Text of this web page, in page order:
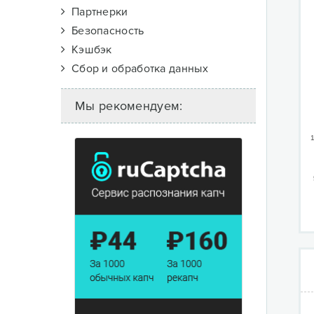
Партнерки
Безопасность
Кэшбэк
Сбор и обработка данных
Мы рекомендуем: